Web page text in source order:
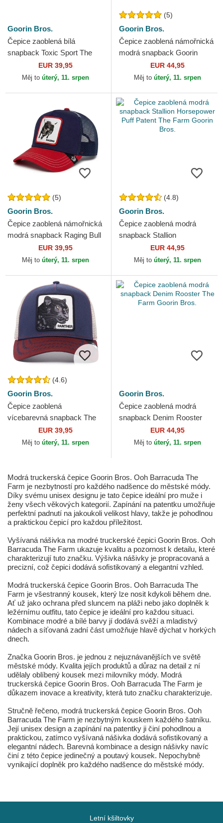
Goorin Bros.
Čepice zaoblená bílá
snapback Toxic Sport The
Farm Goorin Bros.
EUR 39,95
Měj to úterý, 11. srpen
(5)
Goorin Bros.
Čepice zaoblená námořnická
modrá snapback Goorin
Bros. Butterfly Hyper Active
Flora Fauna The...
EUR 44,95
Měj to úterý, 11. srpen
(5)
Goorin Bros.
Čepice zaoblená námořnická
modrá snapback Raging Bull
Fab Farm The Farm Goorin
Bros.
EUR 39,95
Měj to úterý, 11. srpen
(4.8)
Goorin Bros.
Čepice zaoblená modrá
snapback Stallion
Horsepower Puff Patent The
Farm Goorin Bros.
EUR 44,95
Měj to úterý, 11. srpen
(4.6)
Goorin Bros.
Čepice zaoblená
vícebarevná snapback The
Panther The Farm Goorin
Bros.
EUR 39,95
Měj to úterý, 11. srpen
Goorin Bros.
Čepice zaoblená modrá
snapback Denim Rooster
The Farm Goorin Bros.
EUR 44,95
Měj to úterý, 11. srpen
Modrá truckerská čepice Goorin Bros. Ooh Barracuda The
Farm je nezbytností pro každého nadšence do městské módy.
Díky svému unisex designu je tato čepice ideální pro muže i
ženy všech věkových kategorií. Zapínání na patentku umožňuje
perfektní padnutí na jakoukoli velikost hlavy, takže je pohodlnou
a praktickou čepicí pro každou příležitost.
Vyšívaná nášivka na modré truckerské čepici Goorin Bros. Ooh
Barracuda The Farm ukazuje kvalitu a pozornost k detailu, které
charakterizují tuto značku. Výšivka nášivky je propracovaná a
precizní, což čepici dodává sofistikovaný a elegantní vzhled.
Modrá truckerská čepice Goorin Bros. Ooh Barracuda The
Farm je všestranný kousek, který lze nosit kdykoli během dne.
Ať už jako ochrana před sluncem na pláži nebo jako doplněk k
ležérnímu outfitu, tato čepice je ideální pro každou situaci.
Kombinace modré a bílé barvy jí dodává svěží a mladistvý
nádech a síťovaná zadní část umožňuje hlavě dýchat v horkých
dnech.
Značka Goorin Bros. je jednou z nejuznávanějších ve světě
městské módy. Kvalita jejích produktů a důraz na detail z ní
udělaly oblíbený kousek mezi milovníky módy. Modrá
truckerská čepice Goorin Bros. Ooh Barracuda The Farm je
důkazem inovace a kreativity, která tuto značku charakterizuje.
Stručně řečeno, modrá truckerská čepice Goorin Bros. Ooh
Barracuda The Farm je nezbytným kouskem každého šatníku.
Její unisex design a zapínání na patentky ji činí pohodlnou a
praktickou, zatímco vyšívaná nášivka dodává sofistikovaný a
elegantní nádech. Barevná kombinace a design nášivky navíc
činí z této čepice jedinečný a poutavý kousek. Nepochybně
vynikající doplněk pro každého nadšence do městské módy.
Letní kšiltovky